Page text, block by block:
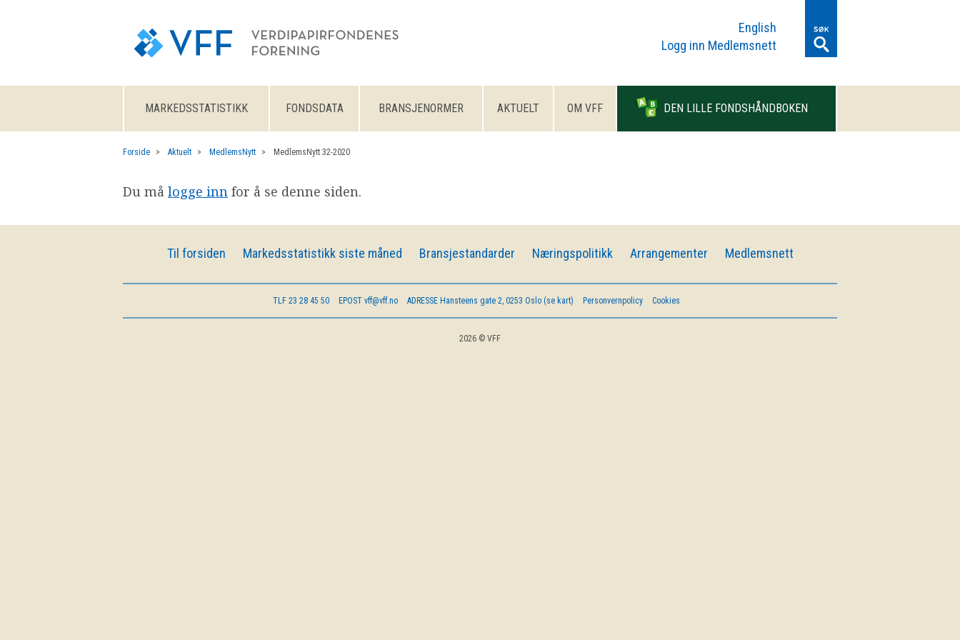
English
Logg inn Medlemsnett
MARKEDSSTATISTIKK FONDSDATA BRANSJENORMER AKTUELT OM VFF DEN LILLE FONDSHÅNDBOKEN
Forside Aktuelt MedlemsNytt MedlemsNytt 32-2020
Du må logge inn for å se denne siden.
Til forsiden Markedsstatistikk siste måned Bransjestandarder Næringspolitikk Arrangementer Medlemsnett
TLF 23 28 45 50 EPOST vff@vff.no ADRESSE Hansteens gate 2, 0253 Oslo (se kart) Personvernpolicy Cookies
2026 © VFF